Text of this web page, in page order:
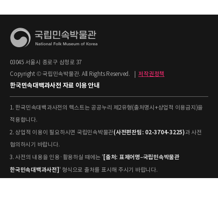
03045 서울시 종로구 삼청로 37
Copyright © 국립민속박물관. All Rights Reserved.
저작권정책
한국민속대백과사전 자료 이용 안내
1. 한국민속대백과사전의 텍스트는 공공누리 제2유형(출처명시+상업적 이용금지)을
적용합니다.
2. 상업적 이용이 필요하시면 국립민속박물관(사전편찬팀: 02-3704-3225)과 사전
협의하시기 바랍니다.
3. 사전의 내용을 인용·활용하실 때에는 ' [출처: 표제어명–국립민속박물관
한국민속대백과사전] ' 형식으로 출처를 표시해 주시기 바랍니다.